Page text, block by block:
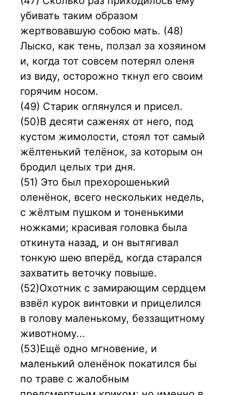
убивать таким образом
жертвовавшую собою мать. (48)
Лыско, как тень, ползал за хозяином
и, когда тот совсем потерял оленя
из виду, осторожно ткнул его своим
горячим носом.
(49) Старик оглянулся и присел.
(50)В десяти саженях от него, под
кустом жимолости, стоял тот самый
жёлтенький телёнок, за которым он
бродил целых три дня.
(51) Это был прехорошенький
оленёнок, всего нескольких недель,
с жёлтым пушком и тоненькими
ножками; красивая головка была
откинута назад, и он вытягивал
тонкую шею вперёд, когда старался
захватить веточку повыше.
(52)Охотник с замирающим сердцем
взвёл курок винтовки и прицелился
в голову маленькому, беззащитному
животному...
(53)Ещё одно мгновение, и
маленький оленёнок покатился бы
по траве с жалобным